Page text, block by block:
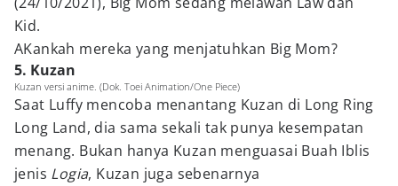
Kid.
AKankah mereka yang menjatuhkan Big Mom?
5. Kuzan
Kuzan versi anime. (Dok. Toei Animation/One Piece)
Saat Luffy mencoba menantang Kuzan di Long Ring
Long Land, dia sama sekali tak punya kesempatan
menang. Bukan hanya Kuzan menguasai Buah Iblis
jenis Logia, Kuzan juga sebenarnya